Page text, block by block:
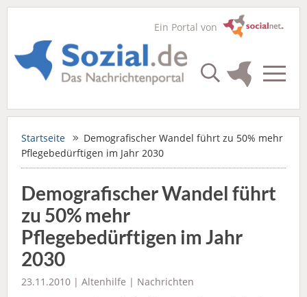
Ein Portal von
Startseite
Demografischer Wandel führt zu 50% mehr
Pflegebedürftigen im Jahr 2030
Demografischer Wandel führt
zu 50% mehr
Pflegebedürftigen im Jahr
2030
23.11.2010 | Altenhilfe | Nachrichten